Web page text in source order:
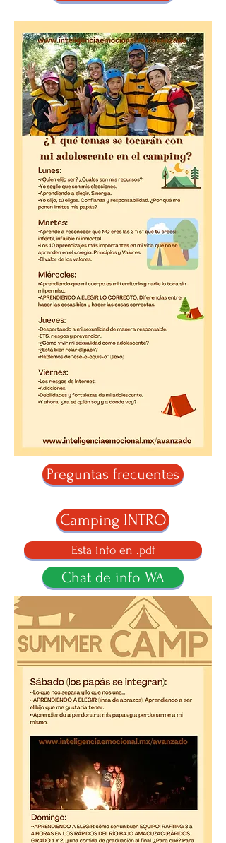
Preguntas frecuentes
Camping INTRO
Esta info en .pdf
Chat de info WA